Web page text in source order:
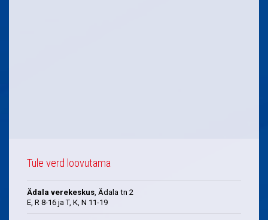
Tule verd loovutama
Ädala verekeskus, Ädala tn 2
E, R 8-16 ja T, K, N 11-19